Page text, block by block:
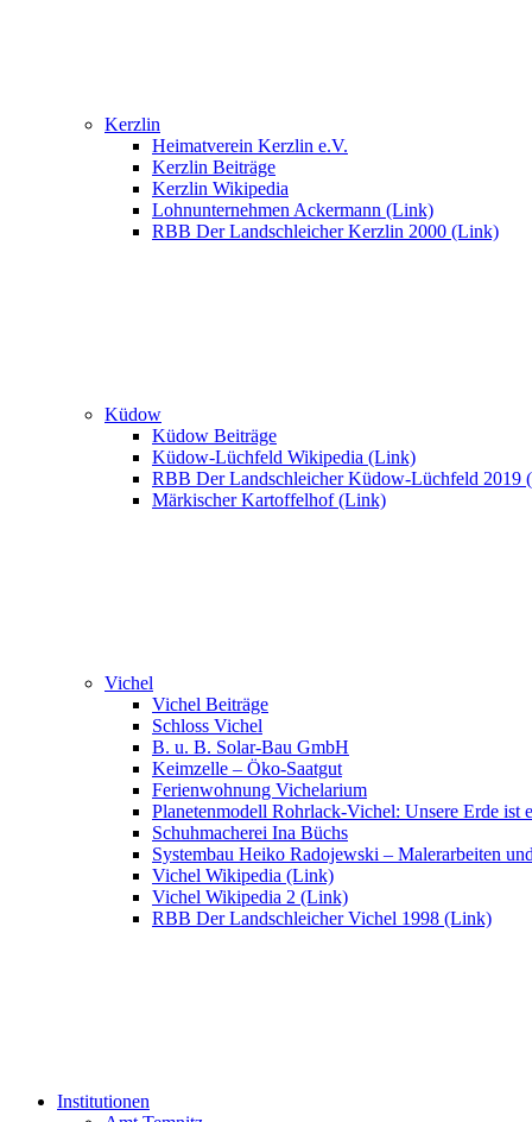
Kerzlin
Heimatverein Kerzlin e.V.
Kerzlin Beiträge
Kerzlin Wikipedia
Lohnunternehmen Ackermann (Link)
RBB Der Landschleicher Kerzlin 2000 (Link)
Küdow
Küdow Beiträge
Küdow-Lüchfeld Wikipedia (Link)
RBB Der Landschleicher Küdow-Lüchfeld 2019
Märkischer Kartoffelhof (Link)
Vichel
Vichel Beiträge
Schloss Vichel
B. u. B. Solar-Bau GmbH
Keimzelle – Öko-Saatgut
Ferienwohnung Vichelarium
Planetenmodell Rohrlack-Vichel: Unsere Erde ist
Schuhmacherei Ina Büchs
Systembau Heiko Radojewski – Malerarbeiten
Vichel Wikipedia (Link)
Vichel Wikipedia 2 (Link)
RBB Der Landschleicher Vichel 1998 (Link)
Institutionen